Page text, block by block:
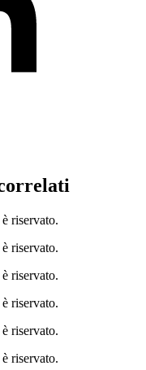
riservato.
riservato.
riservato.
riservato.
riservato.
riservato.